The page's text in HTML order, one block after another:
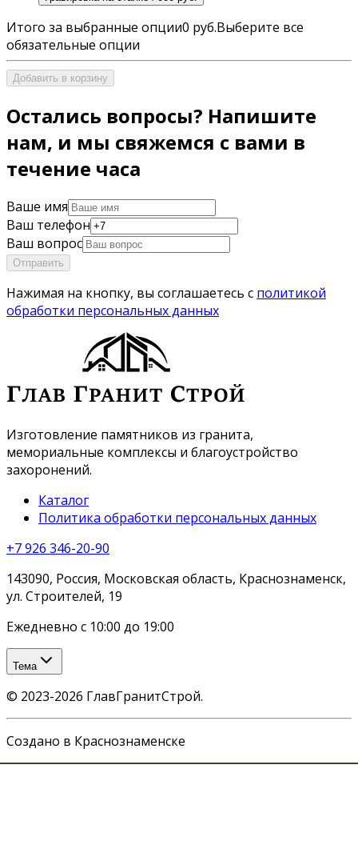
Итого за выбранные опции0 руб.Выберите все
обязательные опции
Добавить в корзину
Остались вопросы? Напишите
нам, и мы свяжемся с вами в
течение часа
Ваше имя
Ваш телефон
Ваш вопрос
Отправить
Нажимая на кнопку, вы соглашаетесь с политикой
обработки персональных данных
Изготовление памятников из гранита,
мемориальные комплексы и благоустройство
захоронений.
Каталог
Политика обработки персональных данных
+7 926 346-20-90
143090, Россия, Московская область, Краснознаменск,
ул. Строителей, 19
Ежедневно с 10:00 до 19:00
Тема
© 2023-2026 ГлавГранитСтрой.
Создано в Краснознаменске